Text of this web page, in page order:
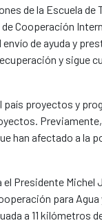
de la Escuela de
Cooperación
de ayuda y
y sigue
proyectos y
han afectado a la
Presidente Michel
para Agua
a 11 kilómetros